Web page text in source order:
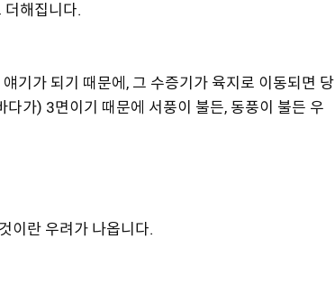
더해집니다.
기가 되기 때문에, 그 수증기가 육지로 이동되면 당
가) 3면이기 때문에 서풍이 불든, 동풍이 불든 우
이란 우려가 나옵니다.